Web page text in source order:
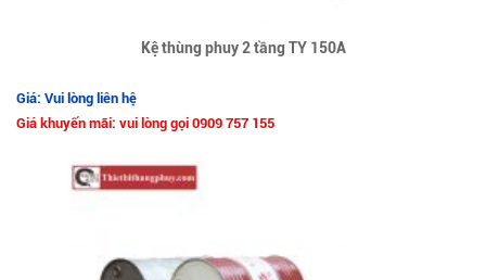
Kệ thùng phuy 2 tầng TY 150A
Giá: Vui lòng liên hệ
Giá khuyến mãi: vui lòng gọi 0909 757 155